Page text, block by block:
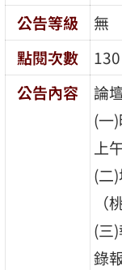
公告等級
無
點閱次數
130
公告內容
論
(一
上
(二
(三
錄